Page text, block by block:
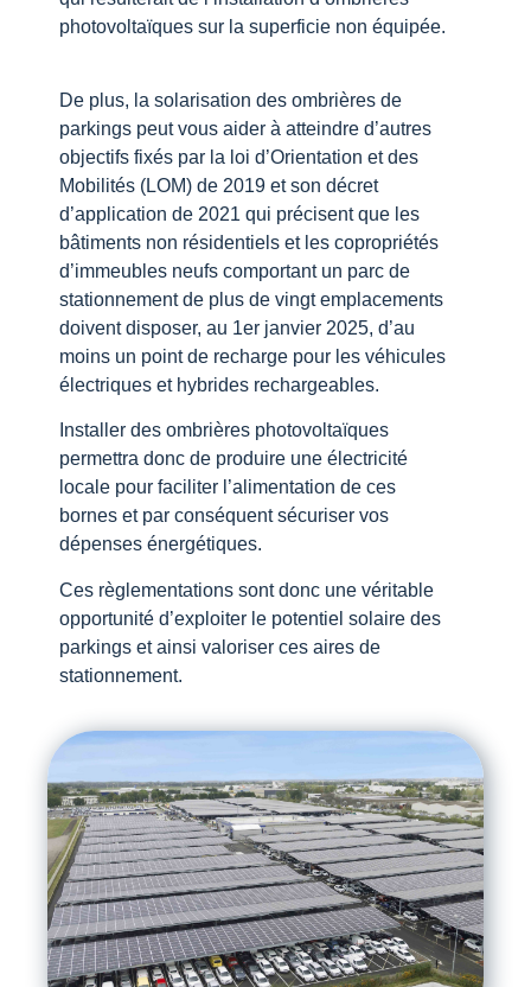
photovoltaïques sur la superficie non équipée.
De plus, la solarisation des ombrières de
parkings peut vous aider à atteindre d’autres
objectifs fixés par la loi d’Orientation et des
Mobilités (LOM) de 2019 et son décret
d’application de 2021 qui précisent que les
bâtiments non résidentiels et les copropriétés
d’immeubles neufs comportant un parc de
stationnement de plus de vingt emplacements
doivent disposer, au 1er janvier 2025, d’au
moins un point de recharge pour les véhicules
électriques et hybrides rechargeables.
Installer des ombrières photovoltaïques
permettra donc de produire une électricité
locale pour faciliter l’alimentation de ces
bornes et par conséquent sécuriser vos
dépenses énergétiques.
Ces règlementations sont donc une véritable
opportunité d’exploiter le potentiel solaire des
parkings et ainsi valoriser ces aires de
stationnement.